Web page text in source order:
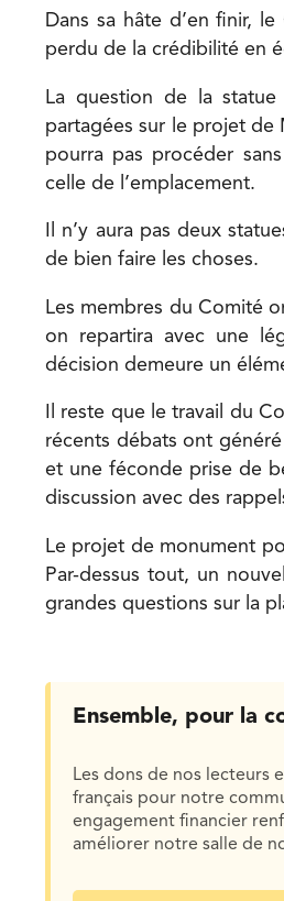
Dans sa hâte d’en finir,
perdu de la crédibilité en
La question de la
partagées sur le projet de
pourra pas procéder
celle de l’emplacement.
Il n’y aura pas deux
de bien faire les choses.
Les membres du Comité
on repartira avec une
décision demeure un
Il reste que le travail du
récents débats ont
et une féconde prise de
discussion avec des
Le projet de monument
Par-dessus tout, un
grandes questions sur la
Ensemble, pour la
Les dons de nos lecteurs
français pour notre
engagement financier
améliorer notre salle de